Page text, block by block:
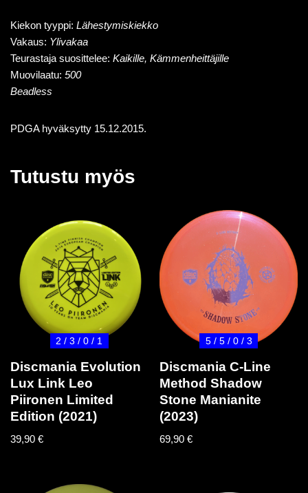
Kiekon tyyppi: Lähestymiskiekko
Vakaus: Ylivakaa
Teurastaja suosittelee: Kaikille, Kämmenheittäjille
Muovilaatu: 500
Beadless
PDGA hyväksytty 15.12.2015.
Tutustu myös
2 / 3 / 0 / 1
Discmania Evolution
Lux Link Leo
Piironen Limited
Edition (2021)
39,90 €
5 / 5 / 0 / 3
Discmania C-Line
Method Shadow
Stone Manianite
(2023)
69,90€